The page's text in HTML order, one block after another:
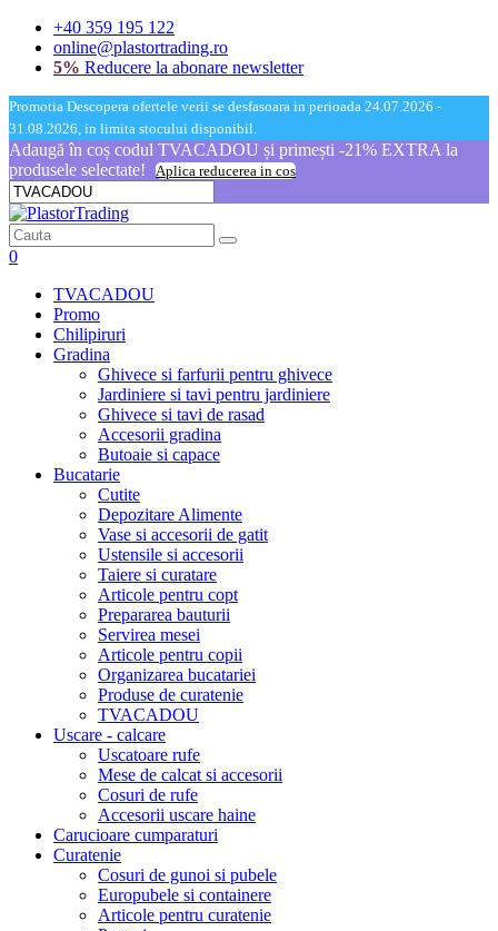
+40 359 195 122
online@plastortrading.ro
5% Reducere la abonare newsletter
Promotia Descopera ofertele verii se desfasoara in perioada 24.07.2026 -
31.08.2026, in limita stocului disponibil.
Adaugă în coș codul TVACADOU și primești -21% EXTRA la
produsele selectate!
Aplica reducerea in cos
0
TVACADOU
Promo
Chilipiruri
Gradina
Ghivece si farfurii pentru ghivece
Jardiniere si tavi pentru jardiniere
Ghivece si tavi de rasad
Accesorii gradina
Butoaie si capace
Bucatarie
Cutite
Depozitare Alimente
Vase si accesorii de gatit
Ustensile si accesorii
Taiere si curatare
Articole pentru copt
Prepararea bauturii
Servirea mesei
Articole pentru copii
Organizarea bucatariei
Produse de curatenie
TVACADOU
Uscare - calcare
Uscatoare rufe
Mese de calcat si accesorii
Cosuri de rufe
Accesorii uscare haine
Carucioare cumparaturi
Curatenie
Cosuri de gunoi si pubele
Europubele si containere
Articole pentru curatenie